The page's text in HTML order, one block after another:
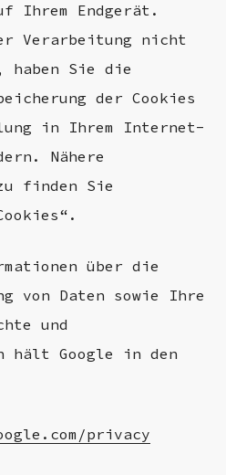
Ihrem Endgerät.
Verarbeitung nicht
haben Sie die
der Cookies
in Ihrem Internet-
Nähere
finden Sie
über die
von Daten sowie Ihre
und
hält Google in den
privacy